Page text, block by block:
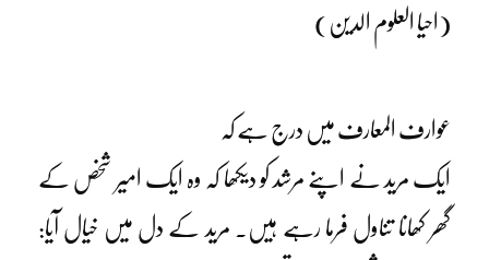
(احیا العلوم الدین)
عوارف المعارف میں درج ہے کہ
ایک مرید نے اپنے مرشد کو دیکھا کہ وہ ایک امیر شخص کے
گھر کھانا تناول فرما رہے ہیں۔ مرید کے دل میں خیال آیا: